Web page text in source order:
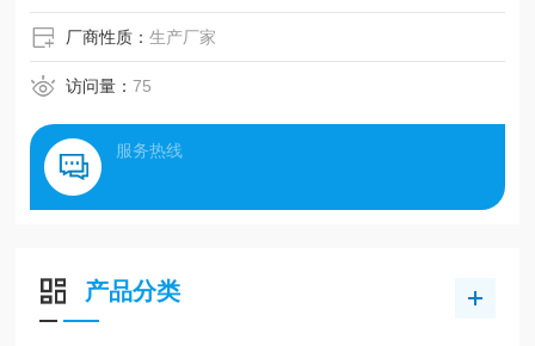
厂商性质：生产厂家
访问量：75
服务热线
产品分类